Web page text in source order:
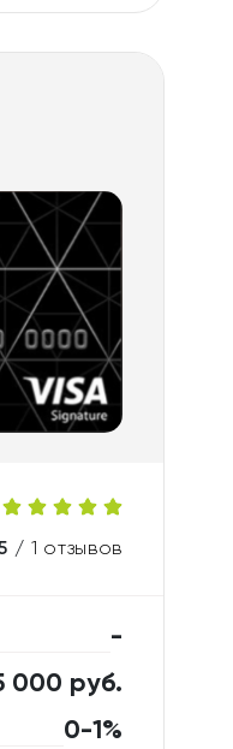
/ 1 отзывов
-
000 руб.
0-1%